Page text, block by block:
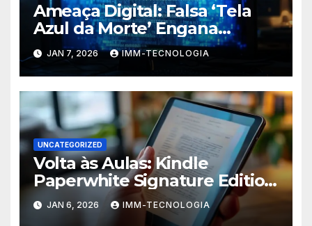
Ameaça Digital: Falsa ‘Tela
Azul da Morte’ Engana
Usuários do Windows e
Espalha Malware
JAN 7, 2026 IMM-TECNOLOGIA
UNCATEGORIZED
Volta às Aulas: Kindle
Paperwhite Signature Edition
com Desconto Imperdível
para Turbinar Seus Estudos!
JAN 6, 2026 IMM-TECNOLOGIA